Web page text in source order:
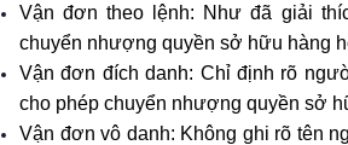
Vận đơn theo lệnh: Như đã giải
chuyển nhượng quyền sở hữu hàng
Vận đơn đích danh: Chỉ định rõ
cho phép chuyển nhượng quyền sở
Vận đơn vô danh: Không ghi rõ tên